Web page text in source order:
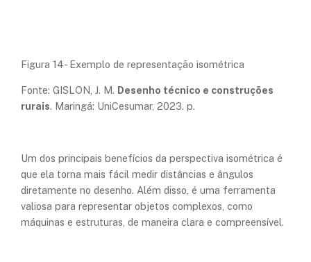
Figura 14- Exemplo de representação isométrica
Fonte: GISLON, J. M. Desenho técnico e construções
rurais. Maringá: UniCesumar, 2023. p.
Um dos principais benefícios da perspectiva isométrica é
que ela torna mais fácil medir distâncias e ângulos
diretamente no desenho. Além disso, é uma ferramenta
valiosa para representar objetos complexos, como
máquinas e estruturas, de maneira clara e compreensível.